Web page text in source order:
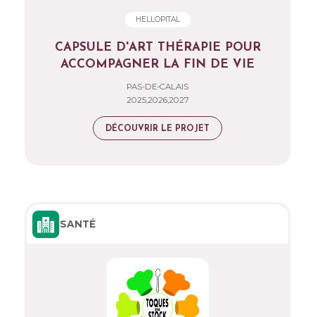
HELLOPITAL
CAPSULE D'ART THÉRAPIE POUR
ACCOMPAGNER LA FIN DE VIE
PAS-DE-CALAIS
2025,2026,2027
DÉCOUVRIR LE PROJET
SANTÉ